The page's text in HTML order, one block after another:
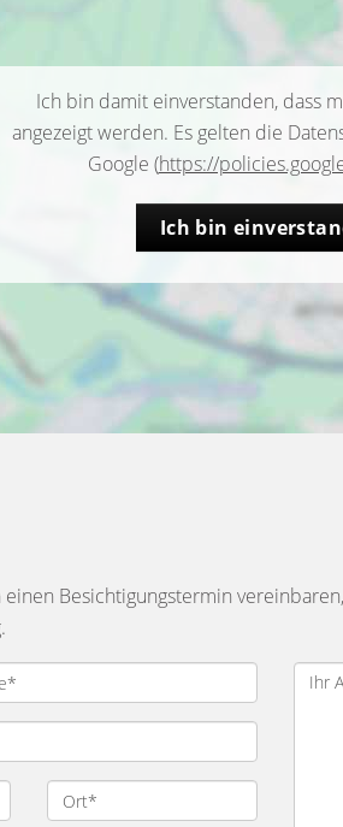
Ich bin damit einverstanden, dass
angezeigt werden. Es gelten die
Google (https://
Ich bin
Besichtigungstermin